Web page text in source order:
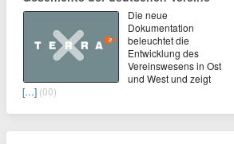
Die neue
Dokumentation
beleuchtet die
Entwicklung des
Vereinswesens in Ost
und West und zeigt
[…] (00)